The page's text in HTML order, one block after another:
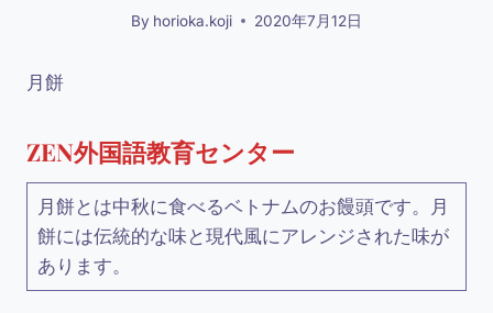
By horioka.koji 2020年7月12日
月餅
ZEN外国語教育センター
月餅とは中秋に食べるベトナムのお饅頭です。月
餅には伝統的な味と現代風にアレンジされた味が
あります。